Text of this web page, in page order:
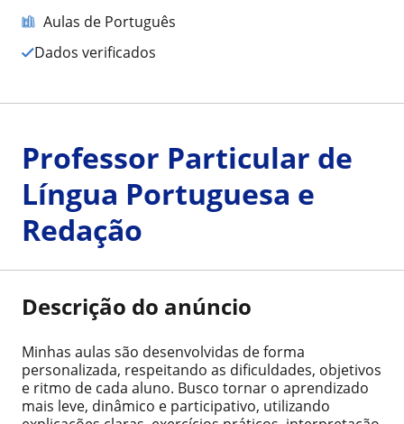
Aulas de Português
Dados verificados
Professor Particular de
Língua Portuguesa e
Redação
Descrição do anúncio
Minhas aulas são desenvolvidas de forma
personalizada, respeitando as dificuldades, objetivos
e ritmo de cada aluno. Busco tornar o aprendizado
mais leve, dinâmico e participativo, utilizando